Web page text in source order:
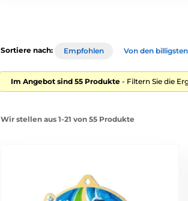
Sortiere nach: Empfohlen Von den billigsten
Im Angebot sind 55 Produkte - Filtern Sie die
Wir stellen aus 1-21 von 55 Produkte